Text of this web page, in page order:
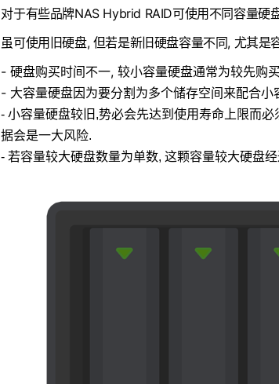
对于有些品牌NAS Hybrid RAID可使用不同容量硬
虽可使用旧硬盘, 但若是新旧硬盘容量不同, 尤其是
- 硬盘购买时间不一, 较小容量硬盘通常为较先购
- 大容量硬盘因为要分割为多个储存空间来配合
- 小容量硬盘较旧,势必会先达到使用寿命上限而
据会是一大风险.
- 若容量较大硬盘数量为单数, 这颗容量较大硬盘